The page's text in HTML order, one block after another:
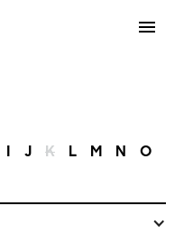
I J K L M N O